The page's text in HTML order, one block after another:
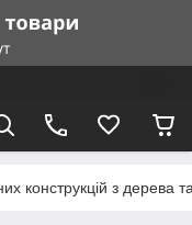
конструкцій з дерева